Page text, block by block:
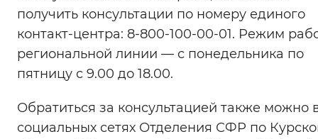
получить консультации по номеру единого
контакт-центра: 8-800-100-00-01. Режим
региональной линии — с понедельника по
пятницу с 9.00 до 18.00.
Обратиться за консультацией также можно
социальных сетях Отделения СФР по